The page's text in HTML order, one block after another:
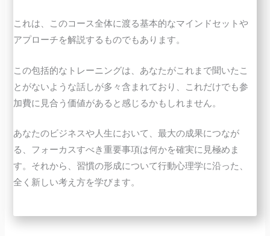
これは、このコース全体に渡る基本的なマインドセットや
アプローチを解説するものでもあります。
この包括的なトレーニングは、あなたがこれまで聞いたこ
とがないような話しが多々含まれており、これだけでも参
加費に見合う価値があると感じるかもしれません。
あなたのビジネスや人生において、最大の成果につなが
る、フォーカスすべき重要事項は何かを確実に見極めま
す。それから、習慣の形成について行動心理学に沿った、
全く新しい考え方を学びます。